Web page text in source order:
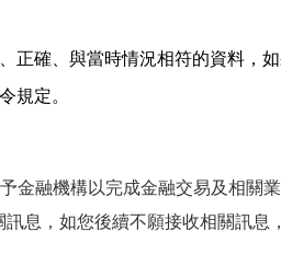
正確、與當時情況相符的資料，
規定。
金融機構以完成金融交易及相關業
息，如您後續不願接收相關訊息